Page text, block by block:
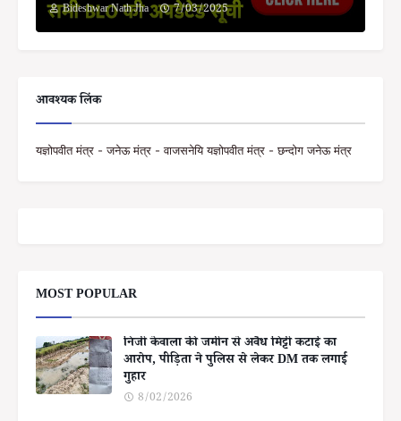
Bideshwar Nath Jha 7/03/2025
आवश्यक लिंक
यज्ञोपवीत मंत्र - जनेऊ मंत्र - वाजसनेयि यज्ञोपवीत मंत्र - छन्दोग जनेऊ मंत्र
MOST POPULAR
निजी केवाला की जमीन से अवैध मिट्टी कटाई का
आरोप, पीड़िता ने पुलिस से लेकर DM तक लगाई
गुहार
8/02/2026